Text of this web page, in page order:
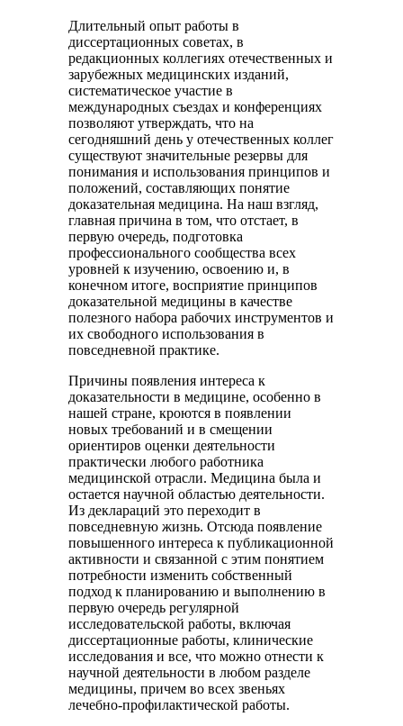
Длительный опыт работы в
диссертационных советах, в
редакционных коллегиях отечественных и
зарубежных медицинских изданий,
систематическое участие в
международных съездах и конференциях
позволяют утверждать, что на
сегодняшний день у отечественных коллег
существуют значительные резервы для
понимания и использования принципов и
положений, составляющих понятие
доказательная медицина. На наш взгляд,
главная причина в том, что отстает, в
первую очередь, подготовка
профессионального сообщества всех
уровней к изучению, освоению и, в
конечном итоге, восприятие принципов
доказательной медицины в качестве
полезного набора рабочих инструментов и
их свободного использования в
повседневной практике.
Причины появления интереса к
доказательности в медицине, особенно в
нашей стране, кроются в появлении
новых требований и в смещении
ориентиров оценки деятельности
практически любого работника
медицинской отрасли. Медицина была и
остается научной областью деятельности.
Из деклараций это переходит в
повседневную жизнь. Отсюда появление
повышенного интереса к публикационной
активности и связанной с этим понятием
потребности изменить собственный
подход к планированию и выполнению в
первую очередь регулярной
исследовательской работы, включая
диссертационные работы, клинические
исследования и все, что можно отнести к
научной деятельности в любом разделе
медицины, причем во всех звеньях
лечебно-профилактической работы.